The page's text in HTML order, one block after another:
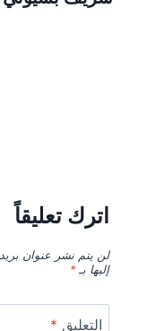
اترك تعليقاً
لن يتم نشر عنوان
إليها بـ*
التعليق *